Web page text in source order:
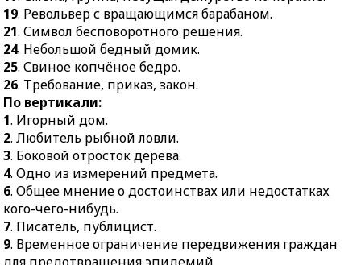
19. Револьвер с вращающимся барабаном.
21. Символ бесповоротного решения.
24. Небольшой бедный домик.
25. Свиное копчёное бедро.
26. Требование, приказ, закон.
По вертикали:
1. Игорный дом.
2. Любитель рыбной ловли.
3. Боковой отросток дерева.
4. Одно из измерений предмета.
6. Общее мнение о достоинствах или недостатках
кого-чего-нибудь.
7. Писатель, публицист.
9. Временное ограничение передвижения граждан